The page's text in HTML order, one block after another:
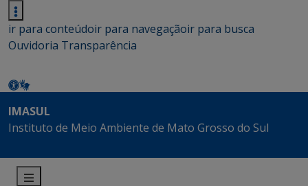
ir para conteúdoir para navegaçãoir para busca
Ouvidoria Transparência
IMASUL
Instituto de Meio Ambiente de Mato Grosso do Sul